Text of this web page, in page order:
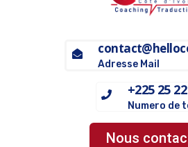
Adresse Mail
+225 25
Numero de
Nous